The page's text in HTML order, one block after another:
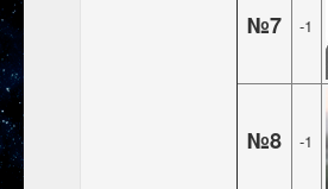
№7 -1
№8 -1